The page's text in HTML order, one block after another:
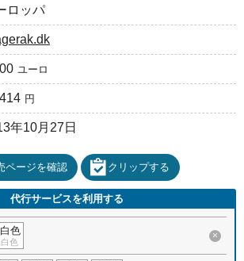
ロッパ
ユーロ
円
年10月27日
ページを確認 クリップする
代行サービスを利用する
色
色
×